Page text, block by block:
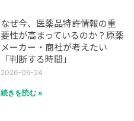
なぜ今、医薬品特許情報の重
要性が高まっているのか？原薬
メーカー・商社が考えたい
「判断する時間」
2026-06-24
続きを読む »